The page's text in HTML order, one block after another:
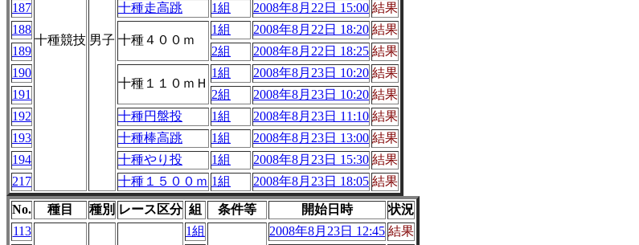
十種競技 男子
187
十種走高跳 1組 2008年8月22日 15:00 結果
188
十種４００ｍ
1組 2008年8月22日 18:20 結果
189
2組 2008年8月22日 18:25 結果
190
十種１１０ｍＨ
1組 2008年8月23日 10:20 結果
191
2組 2008年8月23日 10:20 結果
192
十種円盤投 1組 2008年8月23日 11:10 結果
193
十種棒高跳 1組 2008年8月23日 13:00 結果
194
十種やり投 1組 2008年8月23日 15:30 結果
217
十種１５００ｍ 1組 2008年8月23日 18:05 結果
No. 種目 種別 レース区分 組 条件等 開始日時
状況
113
1組 2008年8月23日 12:45 結果